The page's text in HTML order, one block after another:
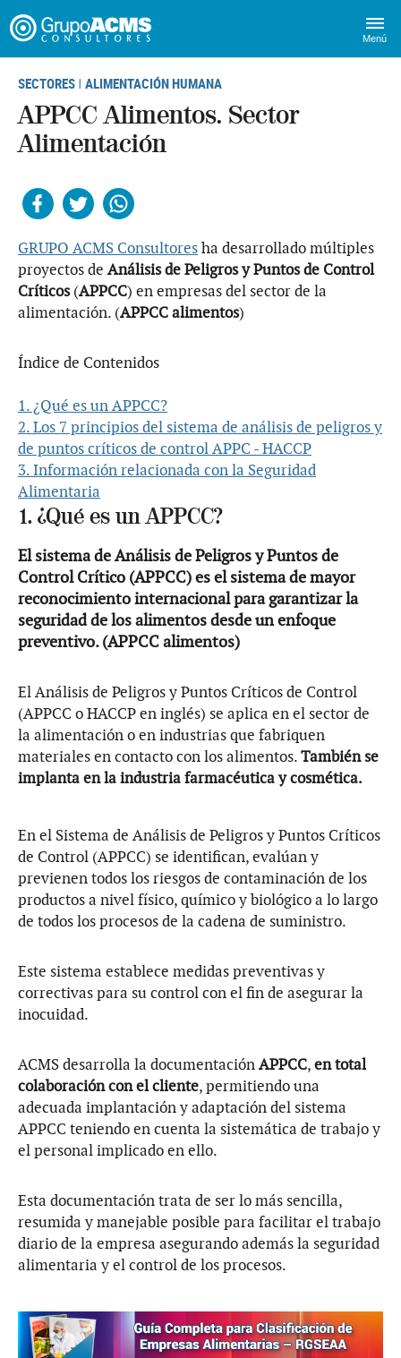
Menú
SECTORES | ALIMENTACIÓN HUMANA
APPCC Alimentos. Sector
Alimentación
GRUPO ACMS Consultoresha desarrollado múltiples
proyectos de Análisis de Peligros y Puntos de Control
Críticos(APPCC) en empresas del sector de la
alimentación. (APPCC alimentos)
Índice de Contenidos
1. ¿Qué es un APPCC?
2. Los 7 principios del sistema de análisis de peligros y
de puntos críticos de control APPC - HACCP
3. Información relacionada con la Seguridad
Alimentaria
1. ¿Qué es un APPCC?
El sistema de Análisis de Peligros y Puntos de
Control Crítico (APPCC) es el sistema de mayor
reconocimiento internacional para garantizar la
seguridad de los alimentos desde un enfoque
preventivo. (APPCC alimentos)
El Análisis de Peligros y Puntos Críticos de Control
(APPCC o HACCP en inglés) se aplica en el sector de
la alimentación o en industrias que fabriquen
materiales en contacto con los alimentos.También se
implanta en la industria farmacéutica y cosmética.
En el Sistema de Análisis de Peligros y Puntos Críticos
de Control (APPCC) se identifican, evalúan y
previenen todos los riesgos de contaminación de los
productos a nivel físico, químico y biológico a lo largo
de todos los procesos de la cadena de suministro.
Este sistema establece medidas preventivas y
correctivas para su control con el fin de asegurar la
inocuidad.
ACMS desarrolla la documentaciónAPPCC,en total
colaboración con el cliente, permitiendo una
adecuada implantación y adaptación del sistema
APPCC teniendo en cuenta la sistemática de trabajo y
el personal implicado en ello.
Esta documentación trata de ser lo más sencilla,
resumida y manejable posible para facilitar el trabajo
diario de la empresa asegurando además la seguridad
alimentaria y el control de los procesos.